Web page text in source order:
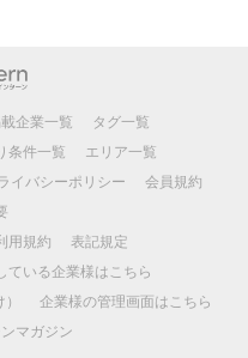
企業一覧
タグ一覧
条件一覧
エリア一覧
イバシーポリシー
会員規約
用規約
表記規定
ている企業様はこちら
企業様の管理画面はこちら
マガジン